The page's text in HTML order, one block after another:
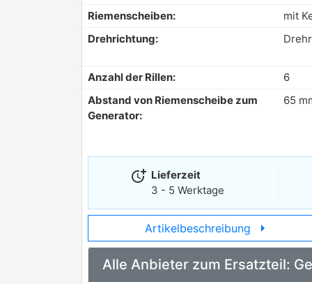
Riemenscheiben:
mit
Drehrichtung:
Anzahl der Rillen: 6
Abstand von Riemenscheibe zum
Generator:
65
more_time Lieferzeit
3 - 5 Werktage
Artikelbeschreibung arrow_right
Alle Anbieter zum Ersatzteil: